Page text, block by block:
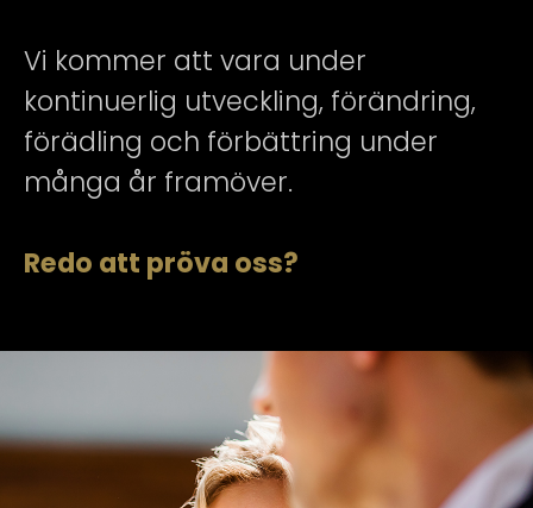
Vi kommer att vara under
kontinuerlig utveckling, förändring,
förädling och förbättring under
många år framöver.
Redo att pröva oss?